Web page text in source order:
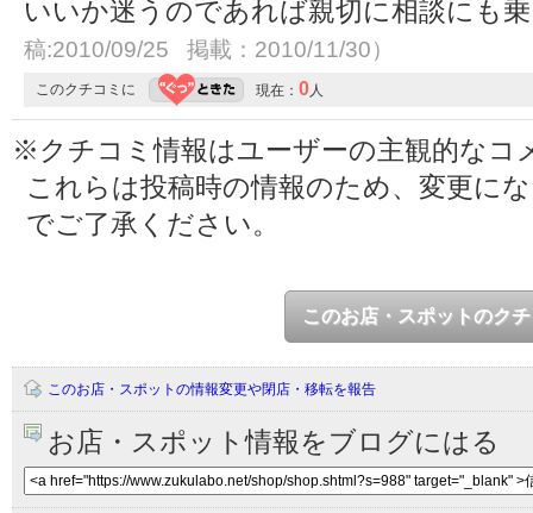
いいか迷うのであれば親切に相談にも
稿:2010/09/25 掲載：2010/11/30）
このクチコミに 現在： 0人
※クチコミ情報はユーザーの主観的なコ
これらは投稿時の情報のため、変更に
でご了承ください。
このお店・スポットのク
このお店・スポットの情報変更や閉店・移転を報告
お店・スポット情報をブログにはる